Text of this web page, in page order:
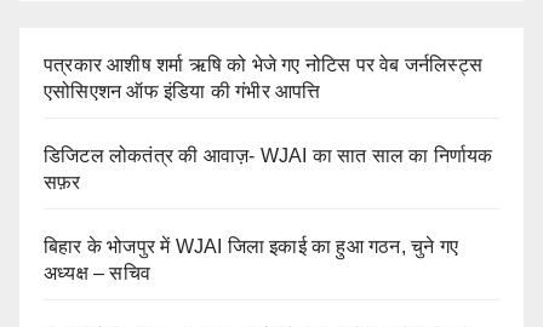
पत्रकार आशीष शर्मा ऋषि को भेजे गए नोटिस पर वेब जर्नलिस्ट्स
एसोसिएशन ऑफ इंडिया की गंभीर आपत्ति
डिजिटल लोकतंत्र की आवाज़- WJAI का सात साल का निर्णायक
सफ़र
बिहार के भोजपुर में WJAI जिला इकाई का हुआ गठन, चुने गए
अध्यक्ष – सचिव